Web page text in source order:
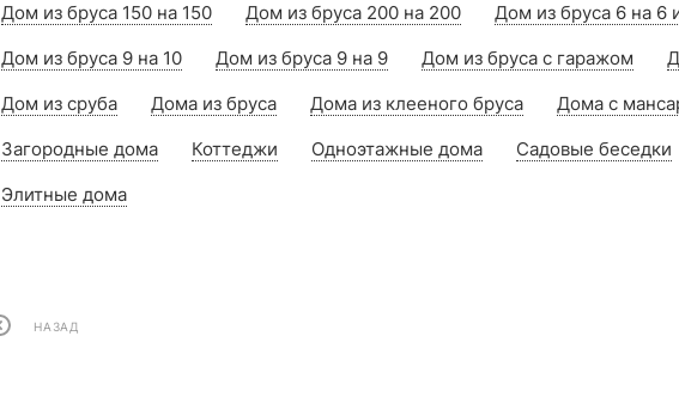
Дом из бруса 150 на 150
Дом из бруса 200 на 200 Дом из бруса 6 на 6
Дом из бруса 9 на 10
Дом из бруса 9 на 9 Дом из бруса с гаражом
Дом из сруба
Дома из бруса Дома из клееного бруса Дома с
Загородные дома
Коттеджи Одноэтажные дома Садовые беседки
Элитные дома
НАЗАД